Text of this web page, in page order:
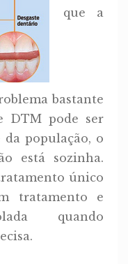
que a
bastante
DTM pode ser
população, o
está sozinha.
único
tratamento e
quando